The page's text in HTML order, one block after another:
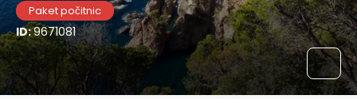
Paket počitnic
ID:9671081